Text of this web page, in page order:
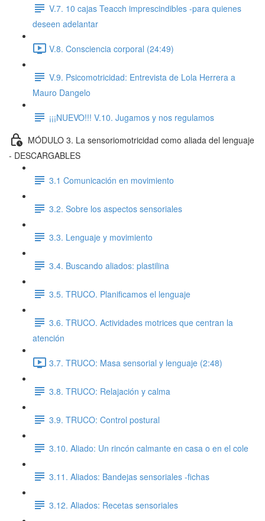
V.7. 10 cajas Teacch imprescindibles -para quienes
deseen adelantar
V.8. Consciencia corporal (24:49)
V.9. Psicomotricidad: Entrevista de Lola Herrera a
Mauro Dangelo
¡¡¡NUEVO!!! V.10. Jugamos y nos regulamos
MÓDULO 3. La sensoriomotricidad como aliada del lenguaje
- DESCARGABLES
3.1 Comunicación en movimiento
3.2. Sobre los aspectos sensoriales
3.3. Lenguaje y movimiento
3.4. Buscando aliados: plastilina
3.5. TRUCO. Planificamos el lenguaje
3.6. TRUCO. Actividades motrices que centran la
atención
3.7. TRUCO: Masa sensorial y lenguaje (2:48)
3.8. TRUCO: Relajación y calma
3.9. TRUCO: Control postural
3.10. Aliado: Un rincón calmante en casa o en el cole
3.11. Aliados: Bandejas sensoriales -fichas
3.12. Aliados: Recetas sensoriales